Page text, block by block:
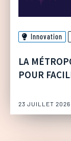
Innovation
LA
POUR
23 JUILLET 2026